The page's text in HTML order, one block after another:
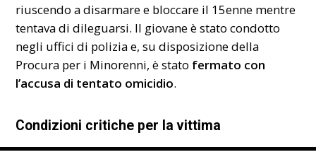
riuscendo a disarmare e bloccare il 15enne mentre
tentava di dileguarsi. Il giovane è stato condotto
negli uffici di polizia e, su disposizione della
Procura per i Minorenni, è stato fermato con
l’accusa di tentato omicidio.
Condizioni critiche per la vittima